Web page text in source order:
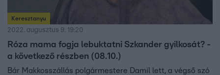
Keresztanyu
2022. augusztus 9. 19:20
Róza mama fogja lebuktatni Szkander gyilkosát? -
a következő részben (08.10.)
Bár Makkosszállás polgármestere Damil lett, a végső szó